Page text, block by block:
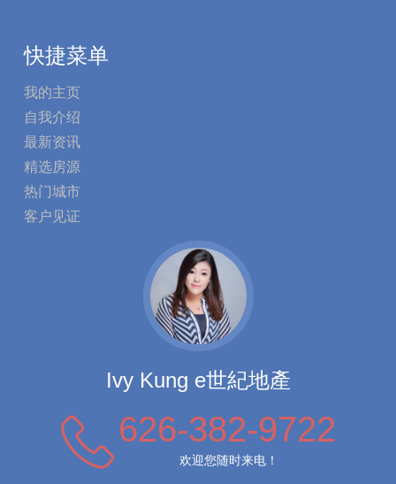
快捷菜单
我的主页
自我介绍
最新资讯
精选房源
热门城市
客户见证
Ivy Kung e世紀地產
626-382-9722
欢迎您随时来电！